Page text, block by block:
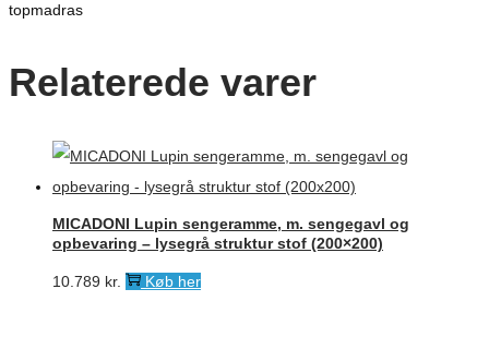
topmadras
Relaterede varer
MICADONI Lupin sengeramme, m. sengegavl og
opbevaring – lysegrå struktur stof (200×200)
10.789 kr. Køb her